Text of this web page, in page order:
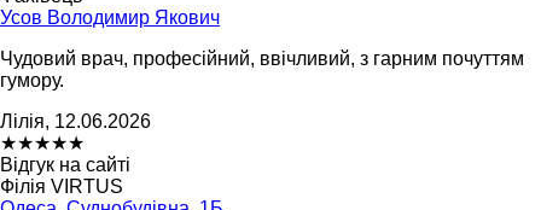
Усов Володимир Якович
Чудовий врач, професійний, ввічливий, з гарним почуттям
гумору.
Лілія, 12.06.2026
★★★★★
Відгук на сайті
Філія VIRTUS